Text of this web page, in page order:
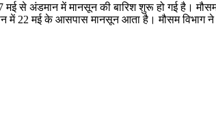
अंडमान में मानसून की बारिश शुरू हो गई है।
22 मई के आसपास मानसून आता है। मौसम विभाग ने